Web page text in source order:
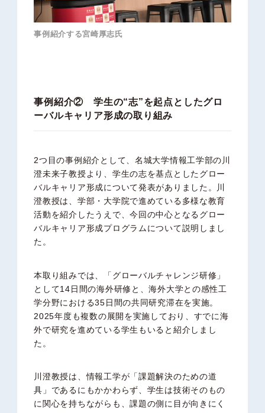
事例紹介する宮崎厚志氏
事例紹介② 学生の“志”を起点としたグロ
ーバルキャリア形成の取り組み
2つ目の事例紹介として、名城大学情報工学部の川
澄未来子教授より、学生の志を基点としたグロー
バルキャリア形成について発表がありました。川
澄教授は、学部・大学院で進めている多様な教育
活動を紹介したうえで、今回の中心となるグロー
バルキャリア形成プログラムについて説明しまし
た。
本取り組みでは、「グローバルチャレンジ研修」
として14日間の海外研修と、海外大学との感性工
学分野における35日間の共同研究滞在を実施。
2025年度も複数の展開を実施しており、すでに海
外で研究を進めている学生もいると紹介しまし
た。
川澄教授は、情報工学が「課題解決のための道
具」であるにもかかわらず、学生は技術そのもの
に関心を持ちながらも、課題の側に目が向きにく